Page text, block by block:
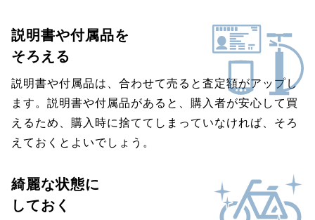
説明書や付属品を
そろえる
説明書や付属品は、合わせて売ると査定額がアップし
ます。説明書や付属品があると、購入者が安心して買
えるため、購入時に捨ててしまっていなければ、そろ
えておくとよいでしょう。
綺麗な状態に
しておく